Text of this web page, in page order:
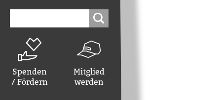
Spenden
/ Fördern
Mitglied
werden